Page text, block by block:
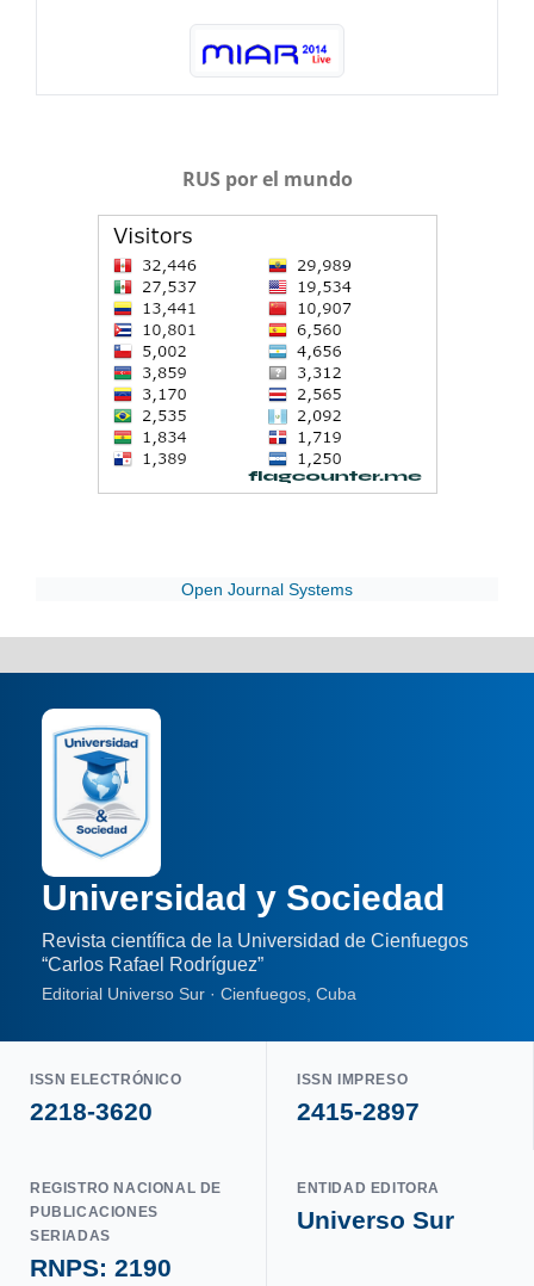
RUS por el mundo
Open Journal Systems
Universidad y Sociedad
Revista científica de la Universidad de Cienfuegos
“Carlos Rafael Rodríguez”
Editorial Universo Sur · Cienfuegos, Cuba
ISSN ELECTRÓNICO
2218-3620
ISSN IMPRESO
2415-2897
REGISTRO NACIONAL DE
PUBLICACIONES
SERIADAS
RNPS: 2190
ENTIDAD EDITORA
Universo Sur